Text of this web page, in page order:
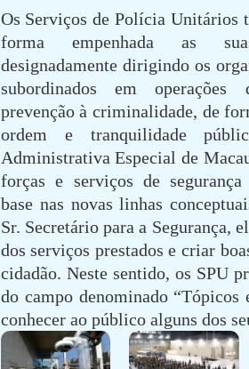
Os Serviços de Polícia Unitários
forma empenhada as
designadamente dirigindo os
subordinados em
prevenção à criminalidade, de
ordem e tranquilidade
Administrativa Especial de
forças e serviços de
base nas novas linhas
Sr. Secretário para a Segurança,
dos serviços prestados e criar
cidadão. Neste sentido, os SPU
do campo denominado “Tópicos
conhecer ao público alguns dos